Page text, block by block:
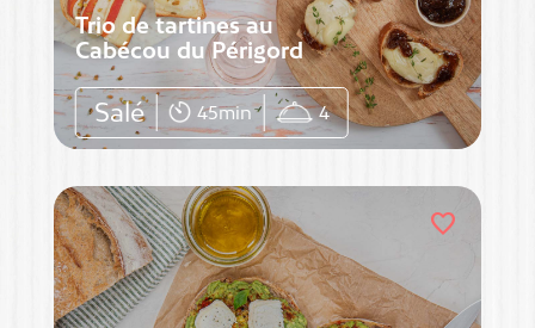
Trio de tartines au
Cabécou du Périgord
Salé 45min 4
favorite